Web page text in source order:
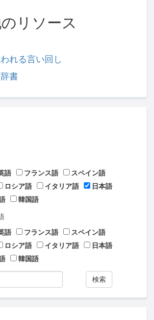
リソース
れる言い回し
書
語 フランス語
スペイン語
ロシア語 イタリア語
日本語
韓国語
語 フランス語
スペイン語
ロシア語 イタリア語
日本語
韓国語
検索